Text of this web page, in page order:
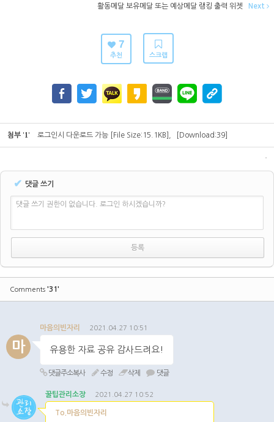
활동메달 보유메달 또는 예상메달 랭킹 출력 위젯 Next
7
추천 스크랩
첨부 '1' 로그인시 다운로드 가능 [File Size:15.1KB] [Download:39]
✔ 댓글 쓰기
댓글 쓰기 권한이 없습니다. 로그인 하시겠습니까?
Comments '31'
마
마음의빈자리 2021.04.27 10:51
유용한 자료 공유 감사드려요!
댓글주소복사 수정 삭제 댓글
꿀팁관리소장 2021.04.27 10:52
To.마음의빈자리